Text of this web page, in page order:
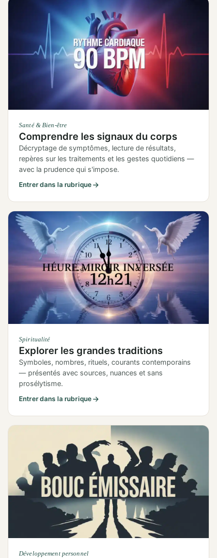
Santé & Bien-être
Comprendre les signaux du corps
Décryptage de symptômes, lecture de résultats,
repères sur les traitements et les gestes quotidiens —
avec la prudence qui s'impose.
Entrer dans la rubrique
Spiritualité
Explorer les grandes traditions
Symboles, nombres, rituels, courants contemporains
— présentés avec sources, nuances et sans
prosélytisme.
Entrer dans la rubrique
Développement personnel